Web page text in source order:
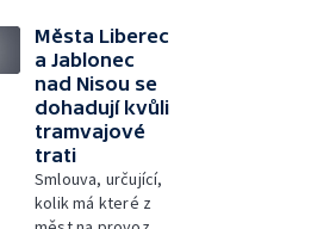
Města Liberec
a Jablonec
nad Nisou se
dohadují kvůli
tramvajové
trati
Smlouva, určující,
kolik má které z